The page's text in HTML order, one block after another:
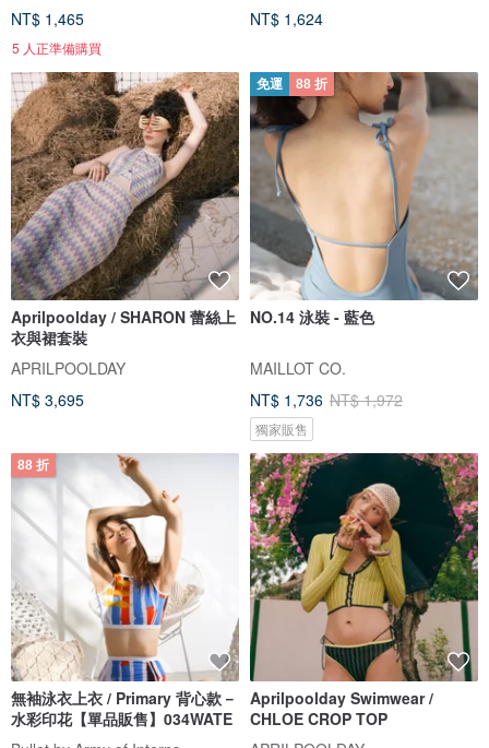
NT$ 1,465
5 人正準備購買
NT$ 1,624
Aprilpoolday / SHARON 蕾絲上
衣與裙套裝
APRILPOOLDAY
NT$ 3,695
免運 88 折
NO.14 泳裝 - 藍色
MAILLOT CO.
NT$ 1,736 NT$ 1,972
獨家販售
88 折
無袖泳衣上衣 / Primary 背心款－
水彩印花【單品販售】034WATE
Aprilpoolday Swimwear /
CHLOE CROP TOP